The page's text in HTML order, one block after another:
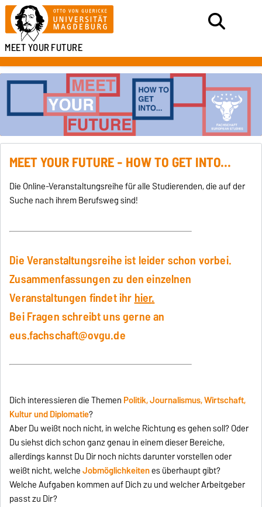
MEETYOURFUTURE
MEET YOUR FUTURE - HOW TO GET INTO...
Die Online-Veranstaltungsreihe für alle Studierenden, die auf der
Suche nach ihrem Berufsweg sind!
Die Veranstaltungsreihe ist leider schon vorbei.
Zusammenfassungen zu den einzelnen
Veranstaltungen findet ihrhier.
Bei Fragen schreibt uns gerne an
eus.fachschaft@ovgu.de
Dich interessieren die Themen Politik, Journalismus, Wirtschaft,
Kultur und Diplomatie?
Aber Du weißt noch nicht, in welche Richtung es gehen soll? Oder
Du siehst dich schon ganz genau in einem dieser Bereiche,
allerdings kannst Du Dir noch nichts darunter vorstellen oder
weißt nicht, welcheJobmöglichkeitenes überhaupt gibt?
Welche Aufgaben kommen auf Dich zu und welcher Arbeitgeber
passt zu Dir?